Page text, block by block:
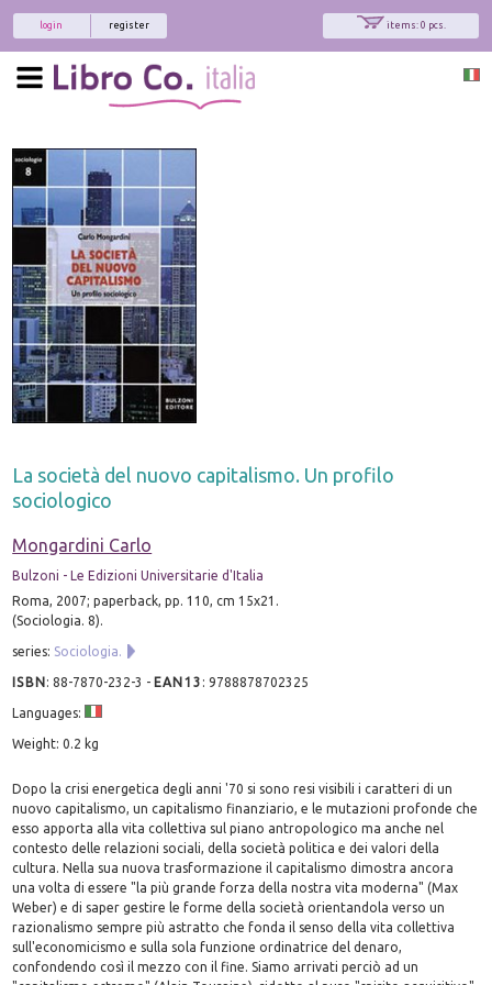
items: 0 pcs.
register
login
La società del nuovo capitalismo. Un profilo
sociologico
Mongardini Carlo
Bulzoni - Le Edizioni Universitarie d'Italia
Roma, 2007; paperback, pp. 110, cm 15x21.
(Sociologia. 8).
series: Sociologia.
ISBN:88-7870-232-3 - EAN13 :9788878702325
Languages:
Weight: 0.2 kg
Dopo la crisi energetica degli anni '70 si sono resi visibili i caratteri di un
nuovo capitalismo, un capitalismo finanziario, e le mutazioni profonde che
esso apporta alla vita collettiva sul piano antropologico ma anche nel
contesto delle relazioni sociali, della società politica e dei valori della
cultura. Nella sua nuova trasformazione il capitalismo dimostra ancora
una volta di essere "la più grande forza della nostra vita moderna" (Max
Weber) e di saper gestire le forme della società orientandola verso un
razionalismo sempre più astratto che fonda il senso della vita collettiva
sull'economicismo e sulla sola funzione ordinatrice del denaro,
confondendo così il mezzo con il fine. Siamo arrivati perciò ad un